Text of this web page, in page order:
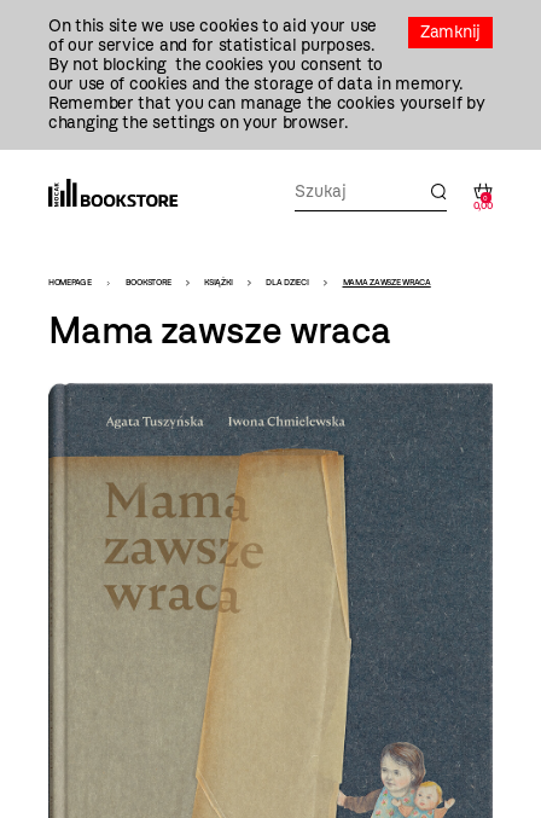
Zamknij
On this site we use cookies to aid your use
of our service and for statistical purposes.
By not blocking the cookies you consent to
our use of cookies and the storage of data in memory.
Remember that you can manage the cookies yourself by
changing the settings on your browser.
0
0,00
Bookstore
-
szablon
szczegóły
HOMEPAGE BOOKSTORE KSIĄŻKI DLA DZIECI MAMA ZAWSZE WRACA
Mama zawsze wraca